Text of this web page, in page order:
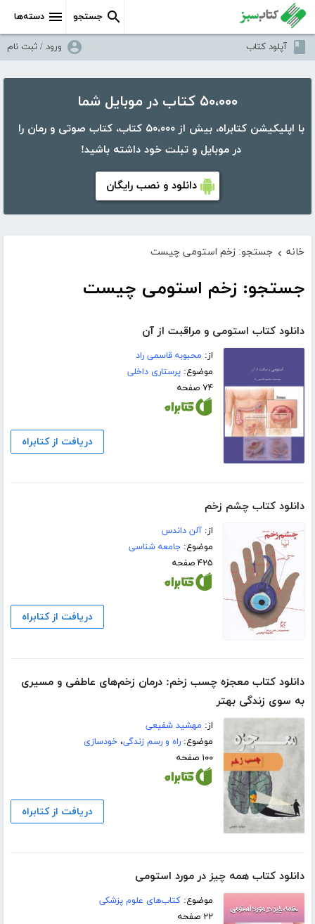
دسته‌ها جستجو
آپلود کتاب ورود / ثبت نام
۵۰،۰۰۰ کتاب در موبایل شما
با اپلیکیشن کتابراه، بیش از ۵۰،۰۰۰ کتاب، کتاب صوتی و رمان را
در موبایل و تبلت خود داشته باشید!
دانلود و نصب رایگان
خانه › جستجو: زخم استومی چیست
جستجو: زخم استومی چیست
دانلود کتاب استومی و مراقبت از آن
از: محبوبه قاسمی راد
موضوع:پرستاری داخلی
۷۴ صفحه
دریافت از کتابراه
دانلود کتاب چشم زخم
از:آلن داندس
موضوع:جامعه شناسی
۴۲۵ صفحه
دریافت از کتابراه
دانلود کتاب معجزه چسب زخم: درمان زخم‌های عاطفی و مسیری
به سوی زندگی بهتر
از: مهشید شفیعی
موضوع:راه و رسم زندگی،خودسازی
۱۰۰ صفحه
دریافت از کتابراه
دانلود کتاب همه چیز در مورد استومی
موضوع:کتاب‌های علوم پزشکی
۲۲ صفحه